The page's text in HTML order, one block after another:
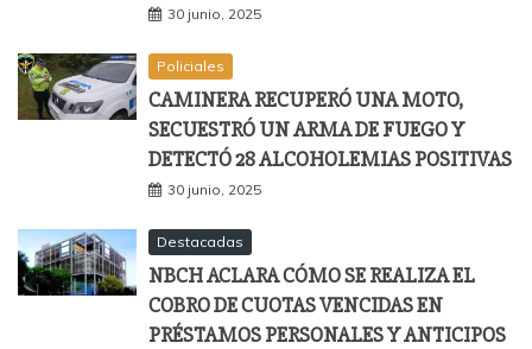
30 junio, 2025
Policiales
CAMINERA RECUPERÓ UNA MOTO,
SECUESTRÓ UN ARMA DE FUEGO Y
DETECTÓ 28 ALCOHOLEMIAS POSITIVAS
30 junio, 2025
Destacadas
NBCH ACLARA CÓMO SE REALIZA EL
COBRO DE CUOTAS VENCIDAS EN
PRÉSTAMOS PERSONALES Y ANTICIPOS